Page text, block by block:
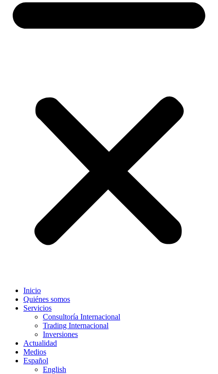
Inicio
Quiénes somos
Servicios
Consultoría Internacional
Trading Internacional
Inversiones
Actualidad
Medios
Español
English